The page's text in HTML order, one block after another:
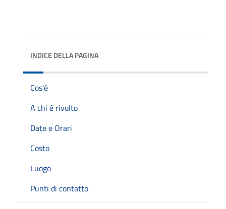
INDICE DELLA PAGINA
Cos'è
A chi è rivolto
Date e Orari
Costo
Luogo
Punti di contatto